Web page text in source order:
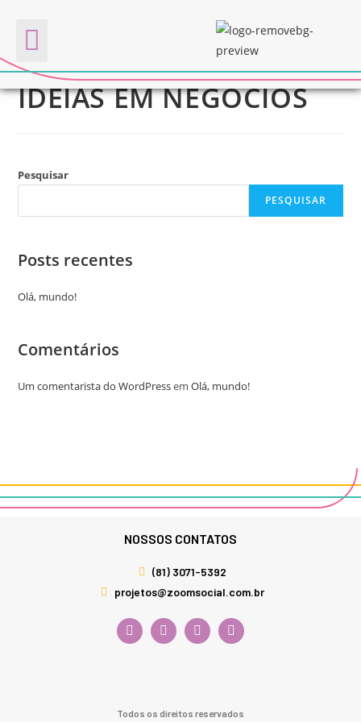
TRANSFORMANDO
IDEIAS EM NEGÓCIOS
Pesquisar
PESQUISAR
Posts recentes
Olá, mundo!
Comentários
Um comentarista do WordPressemOlá, mundo!
NOSSOS CONTATOS
(81) 3071-5392
projetos@zoomsocial.com.br
Todos os direitos reservados